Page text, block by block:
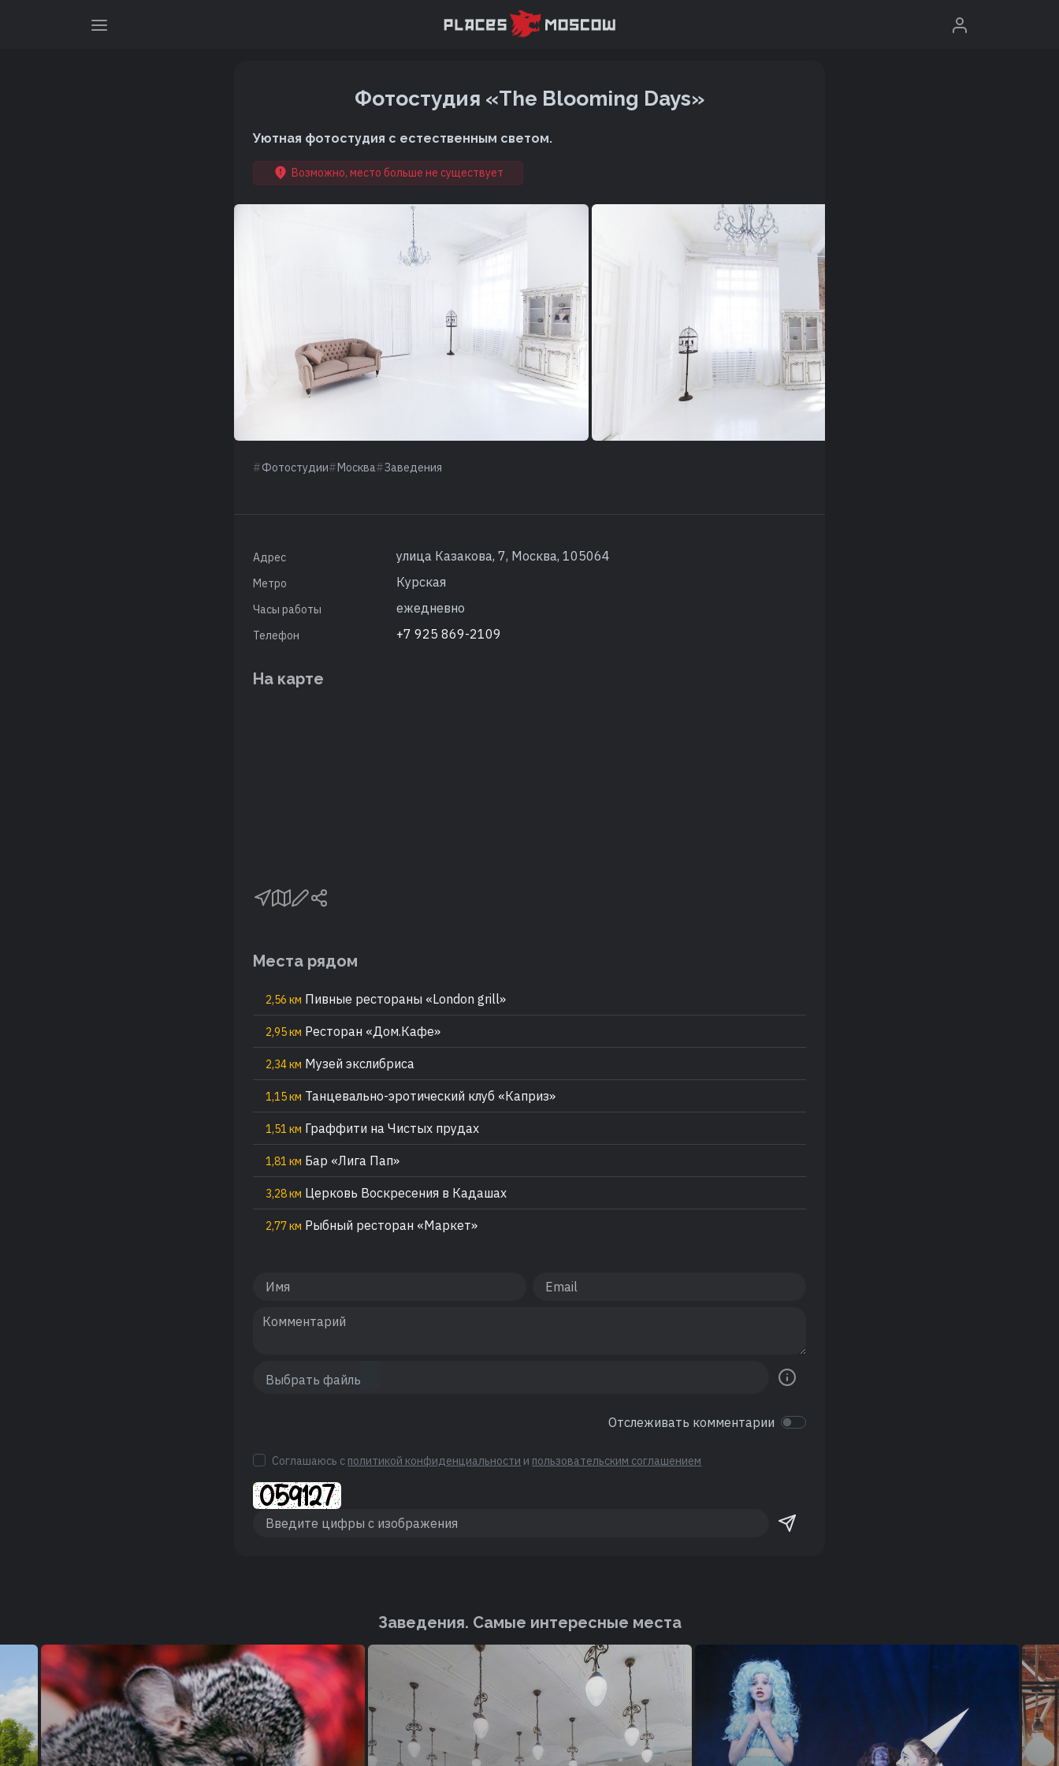
Фотостудия «The Blooming Days»
Уютная фотостудия с естественным светом.
Возможно, место больше не существует
Фотостудии Москва Заведения
Адрес улица Казакова, 7, Москва, 105064
Метро Курская
Часы работы ежедневно
Телефон +7 925 869-2109
На карте
Места рядом
2,56 км Пивные рестораны «London grill»
2,95 км Ресторан «Дом.Кафе»
2,34 км Музей экслибриса
1,15 км Танцевально-эротический клуб «Каприз»
1,51 км Граффити на Чистых прудах
1,81 км Бар «Лига Пап»
3,28 км Церковь Воскресения в Кадашах
2,77 км Рыбный ресторан «Маркет»
Отслеживать комментарии
Соглашаюсь с политикой конфиденциальности и пользовательским соглашением
Заведения. Cамые интересные места